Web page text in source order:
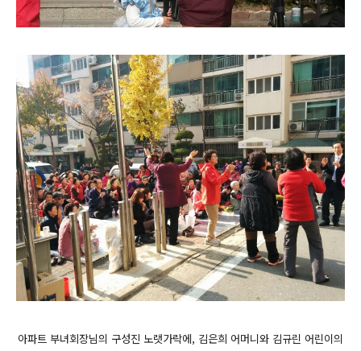
아파트 부녀회장님의 구성진 노랫가락에, 김은희 어머니와 김규린 어린이의